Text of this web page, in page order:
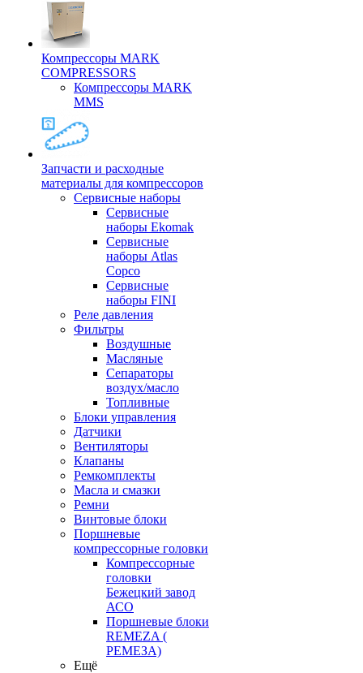
Компрессоры MARK
COMPRESSORS
Компрессоры MARK
MMS
Запчасти и расходные
материалы для компрессоров
Cервисные наборы
Сервисные
наборы Ekomak
Cервисные
наборы Atlas
Copco
Сервисные
наборы FINI
Реле давления
Фильтры
Воздушные
Масляные
Сепараторы
воздух/масло
Топливные
Блоки управления
Датчики
Вентиляторы
Клапаны
Ремкомплекты
Масла и смазки
Ремни
Винтовые блоки
Поршневые
компрессорные головки
Компрессорные
головки
Бежецкий завод
АСО
Поршневые блоки
REMEZA (
РЕМЕЗА)
Ещё